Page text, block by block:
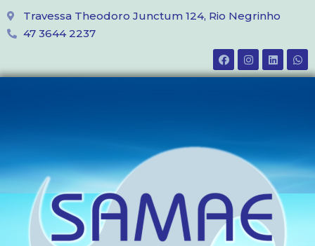
Travessa Theodoro Junctum 124, Rio Negrinho
47 3644 2237